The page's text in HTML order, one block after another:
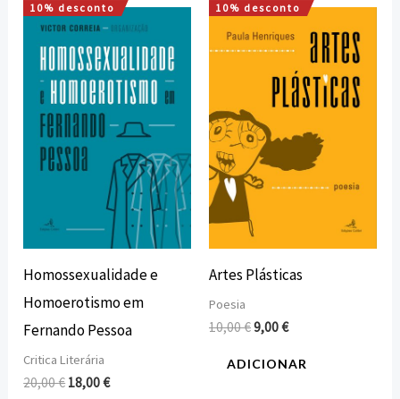
10% desconto
Homossexualidade e
Homoerotismo em
Fernando Pessoa
Critica Literária
20,00€
O
preço
original
era:
20,00 €.
18,00€
O
preço
atual
é:
18,00 €.
10% desconto
Artes Plásticas
Poesia
10,00€
O
preço
original
10,00 €.
9,00€
O
preço
atual
9,00 €.
ADICIONAR